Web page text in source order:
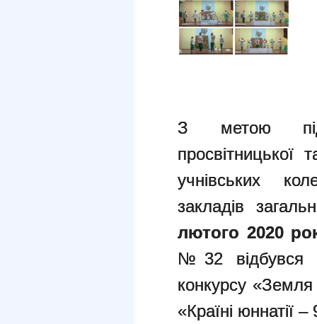
З метою
просвітницької
учнівських
закладів
лютого 2020
№32 відбувся
конкурсу
«Країні юннатії –